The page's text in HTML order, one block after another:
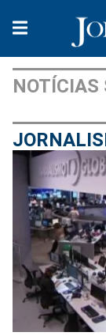
NOTÍCIAS